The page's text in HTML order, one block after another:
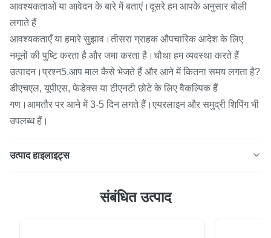
आवश्यकताओं या आवेदन के बारे में बताएं।दूसरे हम आपके अनुसार बोली
लगाते हैं
आवश्यकताएँ या हमारे सुझाव।तीसरा ग्राहक औपचारिक आदेश के लिए
नमूनों की पुष्टि करता है और जमा करता है।चौथा हम व्यवस्था करते हैं
उत्पादन।प्रश्न5.आप माल कैसे भेजते हैं और आने में कितना समय लगता है?
डीएचएल, यूपीएस, फेडेक्स या टीएनटी छोटे के लिए वैकल्पिक हैं
गण।आमतौर पर आने में 3-5 दिन लगते हैं।एयरलाइन और समुद्री शिपिंग भी
उपलब्ध हैं।
उत्पाद हाइलाइट्स
प्लेट निर्माण विनिर्देश शेंगफ़ान क्वार्ट्ज प्लेट विशेषता *ब्रैंड शेंगफ़ानक्वार्ट्ज़
संबंधित उत्पाद